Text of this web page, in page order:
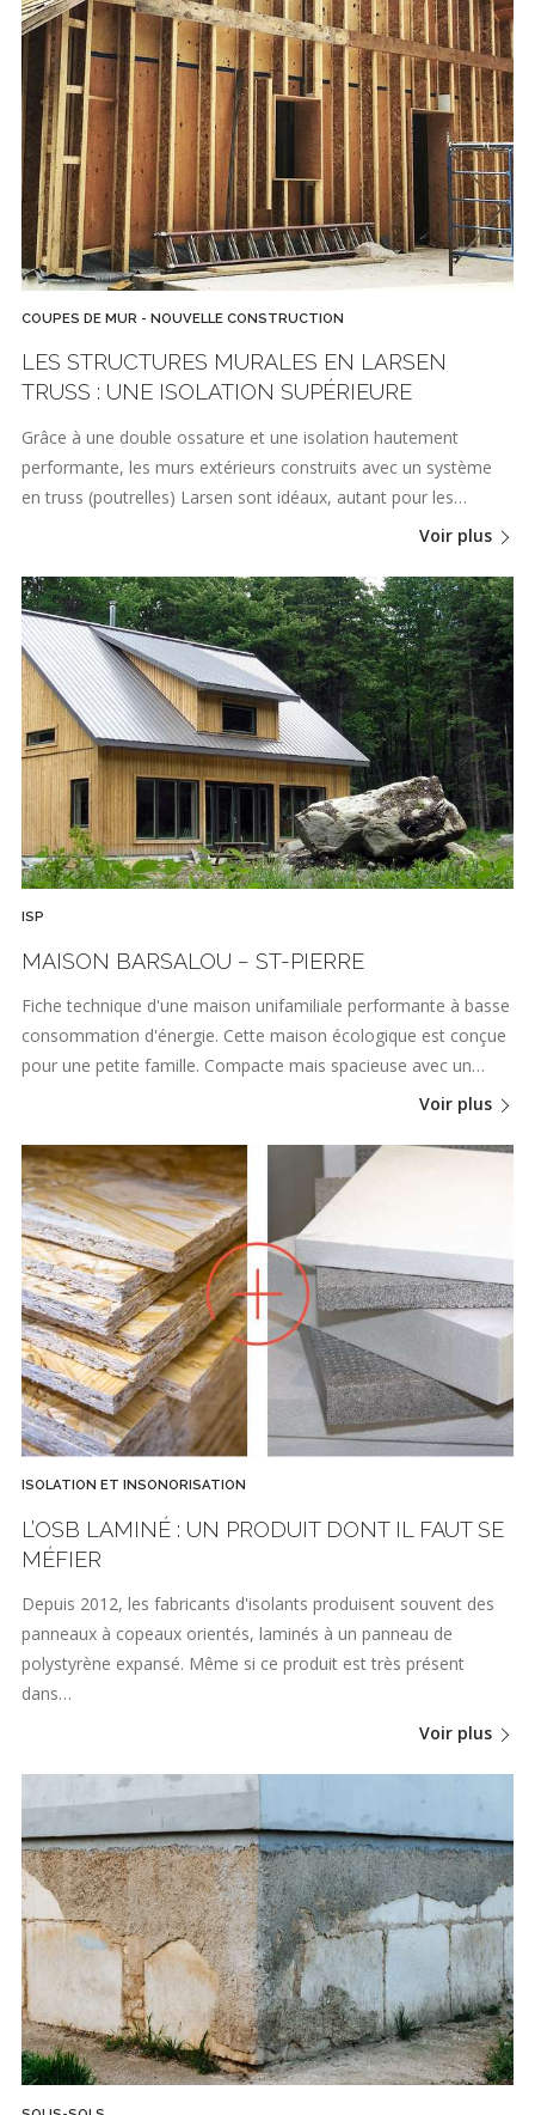
COUPES DE MUR - NOUVELLE CONSTRUCTION
LES STRUCTURES MURALES EN LARSEN
TRUSS : UNE ISOLATION SUPÉRIEURE
Grâce à une double ossature et une isolation hautement
performante, les murs extérieurs construits avec un système
en truss (poutrelles) Larsen sont idéaux, autant pour les…
Voir plus
ISP
MAISON BARSALOU − ST-PIERRE
Fiche technique d'une maison unifamiliale performante à basse
consommation d'énergie. Cette maison écologique est conçue
pour une petite famille. Compacte mais spacieuse avec un…
Voir plus
ISOLATION ET INSONORISATION
L’OSB LAMINÉ : UN PRODUIT DONT IL FAUT SE
MÉFIER
Depuis 2012, les fabricants d'isolants produisent souvent des
panneaux à copeaux orientés, laminés à un panneau de
polystyrène expansé. Même si ce produit est très présent
dans…
Voir plus